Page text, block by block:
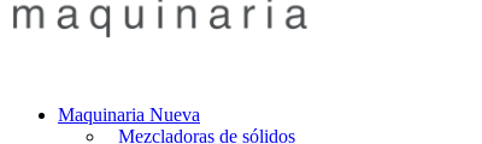
Maquinaria Nueva
Mezcladoras de sólidos